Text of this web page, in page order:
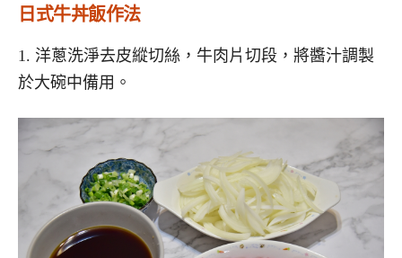
日式牛丼飯作法
1. 洋蔥洗淨去皮縱切絲，牛肉片切段，將醬汁調製
於大碗中備用。